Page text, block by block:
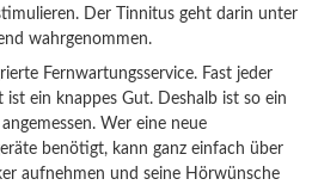
Der Tinnitus geht darin unter
wahrgenommen.
Fernwartungsservice. Fast jeder
ein knappes Gut. Deshalb ist so ein
Wer eine neue
benötigt, kann ganz einfach über
aufnehmen und seine Hörwünsche